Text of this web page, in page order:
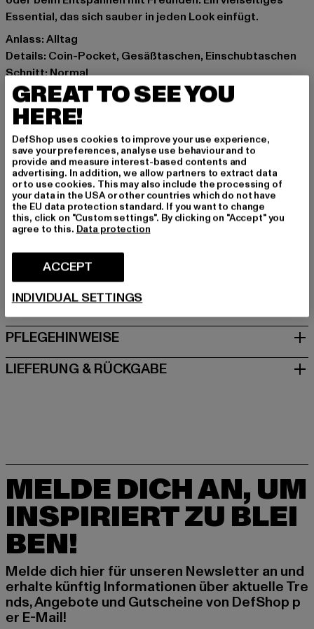
Essential, das sich sauber in jeden Look einfügt.
Anlass: Alltag
Details: Coin-Pocket, Gesäßtaschen, Einschubtaschen
Schnitt: Normal
Marke: 883Police
Kat.: Jeans
Farbe: blau
Hersteller Farbe: blue
Materialzusammensetzung: 98% Baumwolle, 2%
Elasthan
Art.Nr: 0008600-00064
Hersteller: Zabou House |Krishna@zabou.co.uk
GB
GRÖSSE & PASSFORM
PFLEGEHINWEISE
LIEFERUNG & RÜCKGABE
MELDE DICH AN, UM
INSPIRIERT ZU BLEI
BEN!
Melde dich hier für unseren Newsletter an und
erhalte künftig Informationen über aktuelle Tre
nds, Angebote und Gutscheine von DefShop p
er E-Mail!
GREAT TO SEE YOU
HERE!
DefShop uses cookies to improve your use experience,
save your preferences, analyse use behaviour and to
provide and measure interest-based contents and
advertising. In addition, we allow partners to extract data
or to use cookies. This may also include the processing of
your data in the USA or other countries which do not have
the EU data protection standard. If you want to change
this, click on "Custom settings". By clicking on "Accept" you
agree to this. Data protection
ACCEPT
INDIVIDUAL SETTINGS